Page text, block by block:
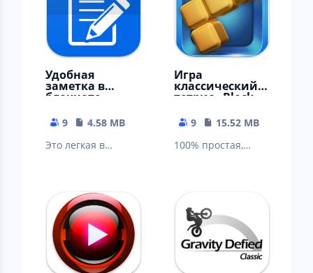
Удобная
заметка в
блокноте -
заметок
9
4.58 MB
Это легкая в
записная книжка
для Android
бесплатно
Игра
классический
тетрис - Block
9
15.52 MB
100% простая,
скачать бесплатно